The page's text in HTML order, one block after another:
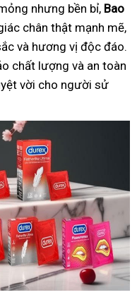
nhưng bền bỉ, Bao
chân thật mạnh mẽ,
và hương vị độc đáo.
chất lượng và an toàn
vời cho người sử